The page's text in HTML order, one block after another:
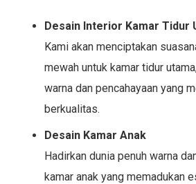
Desain Interior Kamar Tidur
Kami akan menciptakan
mewah untuk kamar tidur
warna dan pencahayaan yang
berkualitas.
Desain Kamar Anak
Hadirkan dunia penuh warna
kamar anak yang memadukan